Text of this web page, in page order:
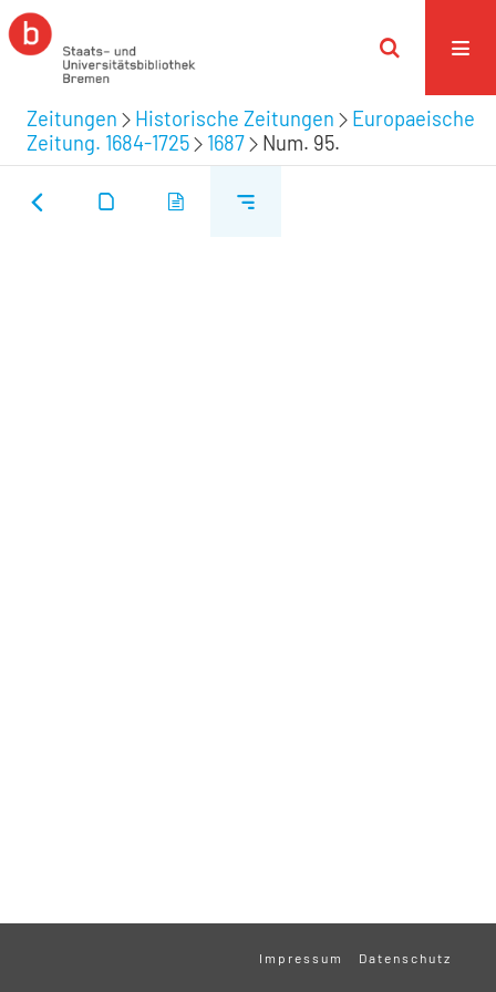
Zeitungen Historische Zeitungen
Europaeische
Zeitung. 1684-1725
1687 Num. 95.
Impressum Datenschutz